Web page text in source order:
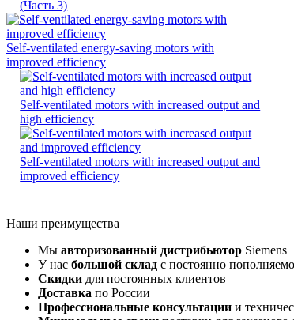
(Часть 3)
Self-ventilated energy-saving motors with
improved efficiency
Self-ventilated motors with increased output and
high efficiency
Self-ventilated motors with increased output and
improved efficiency
Наши преимущества
Мы авторизованный дистрибьютор Siemens
У нас большой склад с постоянно
Скидки для постоянных клиентов
Доставка по России
Профессиональные консультации и